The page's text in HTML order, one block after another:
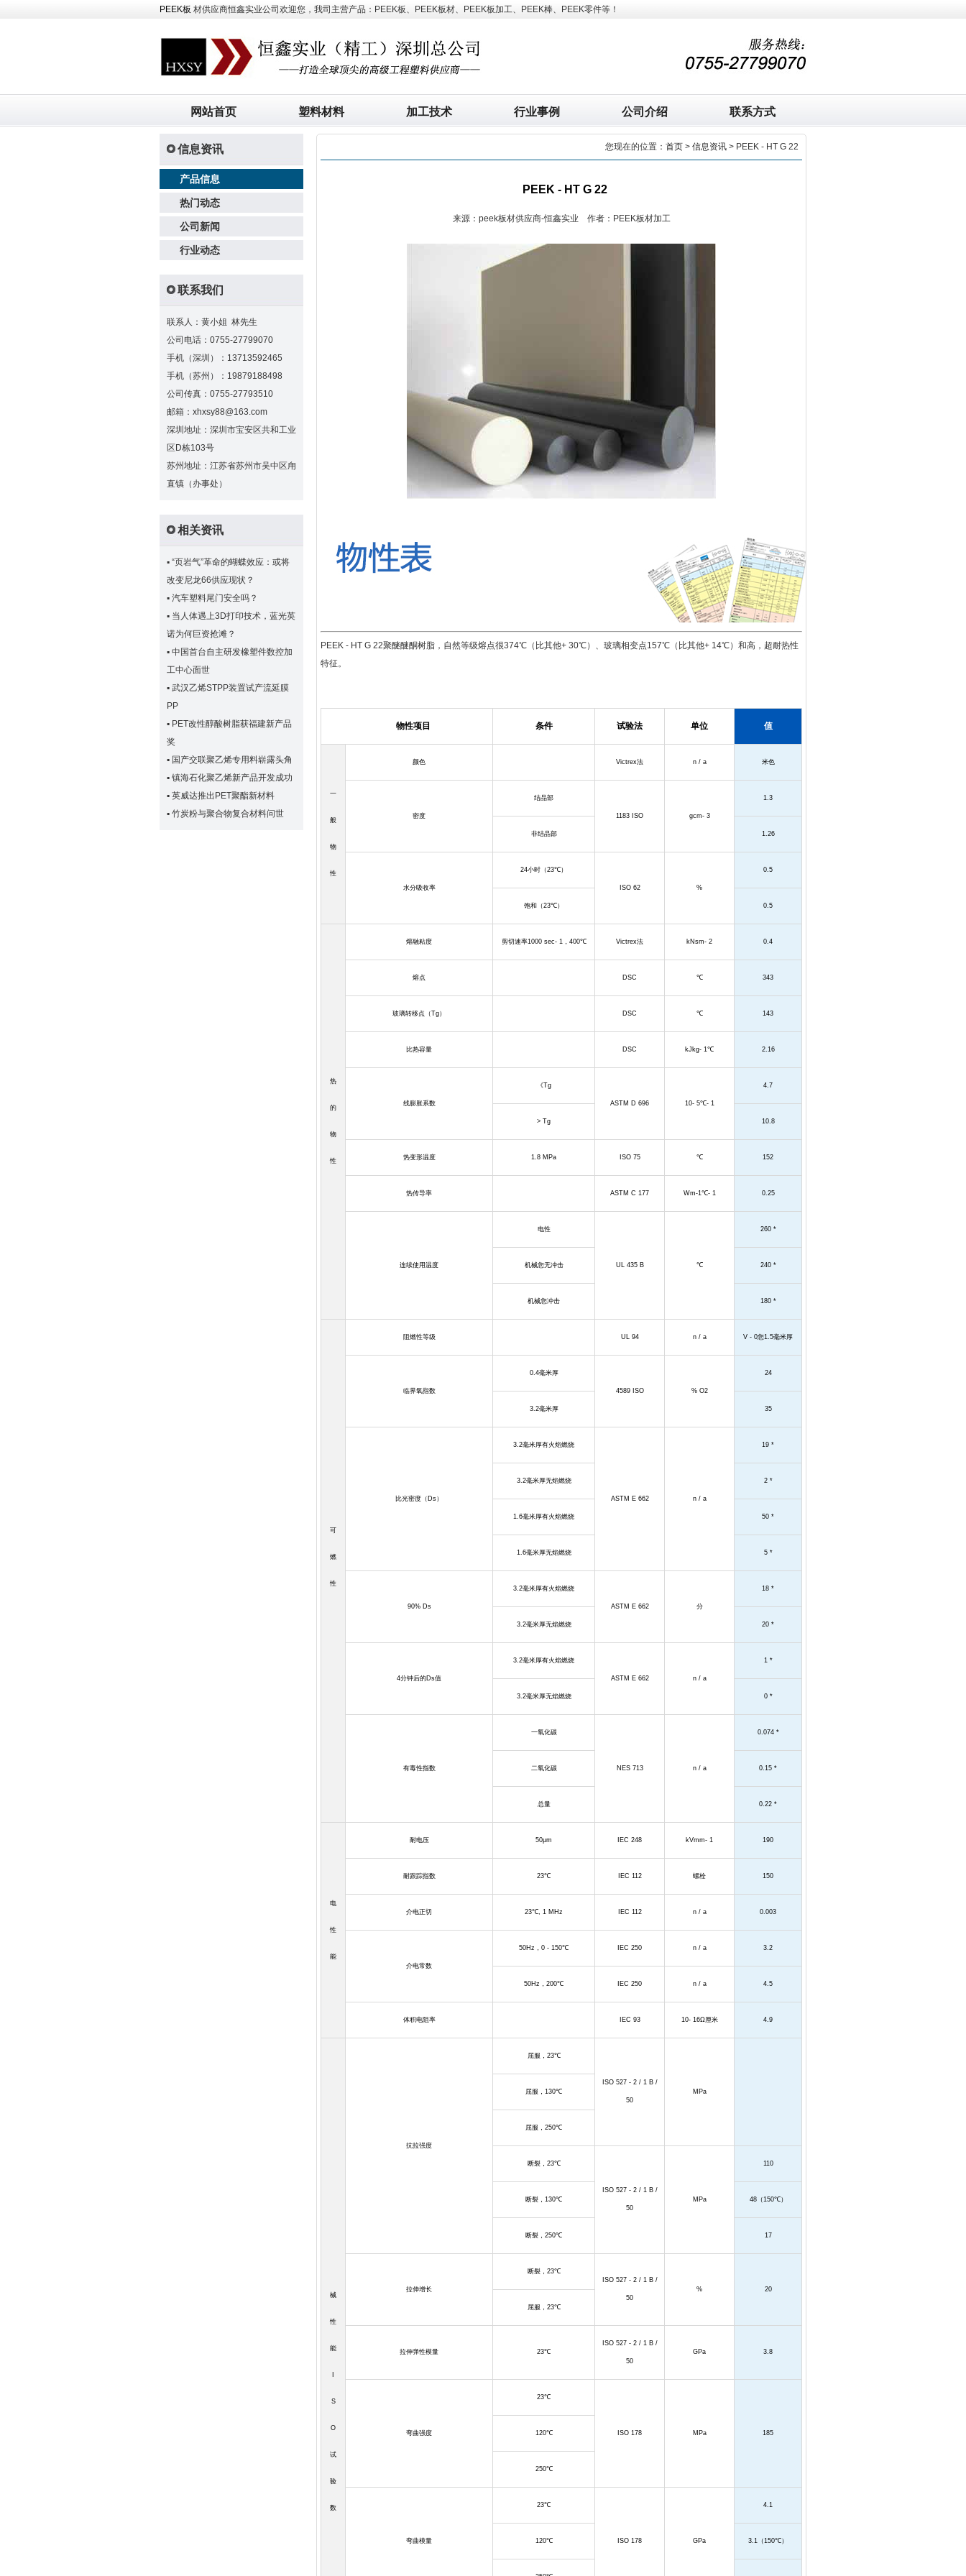
PEEK板 材供应商恒鑫实业公司欢迎您，我司主营产品：PEEK板、PEEK板材、PEEK板加工、PEEK棒、PEEK零件等！
网站首页 塑料材料 加工技术 行业事例 公司介绍 联系方式
信息资讯
产品信息
热门动态
公司新闻
行业动态
联系我们
联系人：黄小姐 林先生
公司电话：0755-27799070
手机（深圳）：13713592465
手机（苏州）：19879188498
公司传真：0755-27793510
邮箱：xhxsy88@163.com
深圳地址：深圳市宝安区共和工业
区D栋103号
苏州地址：江苏省苏州市吴中区甪
直镇（办事处）
相关资讯
▪ “页岩气”革命的蝴蝶效应：或将
改变尼龙66供应现状？
▪ 汽车塑料尾门安全吗？
▪ 当人体遇上3D打印技术，蓝光英
诺为何巨资抢滩？
▪ 中国首台自主研发橡塑件数控加
工中心面世
▪ 武汉乙烯STPP装置试产流延膜
PP
▪ PET改性醇酸树脂获福建新产品
奖
▪ 国产交联聚乙烯专用料崭露头角
▪ 镇海石化聚乙烯新产品开发成功
▪ 英威达推出PET聚酯新材料
▪ 竹炭粉与聚合物复合材料问世
您现在的位置： 首页 > 信息资讯 > PEEK - HT G 22
PEEK - HT G 22
来源：peek板材供应商-恒鑫实业 作者：PEEK板材加工
PEEK - HT G 22聚醚醚酮树脂，自然等级熔点很374℃（比其他+ 30℃）、玻璃相变点157℃（比其他+ 14℃）和高，超耐热性
特征。
物性项目 条件 试验法 单位 值
一
般
物
性
颜色 Victrex法 n / a 米色
密度
结晶部
1183 ISO gcm- 3
1.3
非结晶部 1.26
水分吸收率
24小时（23℃）
ISO 62 %
0.5
饱和（23℃） 0.5
热
的
物
性
熔融粘度 剪切速率1000 sec- 1， 400℃ Victrex法 kNsm- 2 0.4
熔点 DSC ℃ 343
玻璃转移点（Tg） DSC ℃ 143
比热容量 DSC kJkg- 1℃ 2.16
线膨胀系数
《Tg
ASTM D 696 10- 5℃- 1
4.7
> Tg 10.8
热变形温度 1.8 MPa ISO 75 ℃ 152
热传导率 ASTM C 177 Wm-1℃- 1 0.25
连续使用温度
电性
UL 435 B ℃
260 *
机械您无冲击 240 *
机械您冲击 180 *
可
燃
性
阻燃性等级 UL 94 n / a V - 0您1.5毫米厚
临界氧指数
0.4毫米厚
4589 ISO % O2
24
3.2毫米厚 35
比光密度（ Ds）
3.2毫米厚有火焰燃烧
ASTM E 662 n / a
19 *
3.2毫米厚无焰燃烧 2 *
1.6毫米厚有火焰燃烧 50 *
1.6毫米厚无焰燃烧 5 *
90% Ds
3.2毫米厚有火焰燃烧
ASTM E 662 分
18 *
3.2毫米厚无焰燃烧 20 *
4分钟后的Ds值
3.2毫米厚有火焰燃烧
ASTM E 662 n / a
1 *
3.2毫米厚无焰燃烧 0 *
有毒性指数
一氧化碳
NES 713 n / a
0.074 *
二氧化碳 0.15 *
总量 0.22 *
电
性
能
耐电压 50μm IEC 248 kVmm- 1 190
耐跟踪指数 23℃ IEC 112 螺栓 150
介电正切 23℃, 1 MHz IEC 112 n / a 0.003
介电常数
50Hz ， 0 - 150℃ IEC 250 n / a 3.2
50Hz ， 200℃ IEC 250 n / a 4.5
体积电阻率 IEC 93 10- 16Ω厘米 4.9
械
性
能
S
O
试
验
数
抗拉强度
屈服， 23℃
ISO 527 - 2 / 1 B /
50
MPa
屈服， 130℃
屈服， 250℃
断裂， 23℃
ISO 527 - 2 / 1 B /
50
MPa
110
断裂， 130℃ 48（150℃）
断裂， 250℃ 17
拉伸增长
断裂， 23℃
ISO 527 - 2 / 1 B /
50
% 20
屈服， 23℃
拉伸弹性模量 23℃
ISO 527 - 2 / 1 B /
50
GPa 3.8
弯曲强度
23℃
ISO 178 MPa 185
120℃
250℃
弯曲模量
23℃
ISO 178 GPa
4.1
120℃ 3.1 （150℃）